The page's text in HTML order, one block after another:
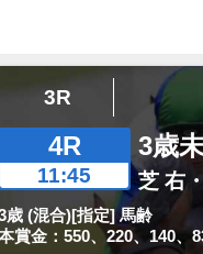
3R
4R
11:45
3歳
芝 右
歳 (混合)[指定] 馬齢
賞金：550、220、140、